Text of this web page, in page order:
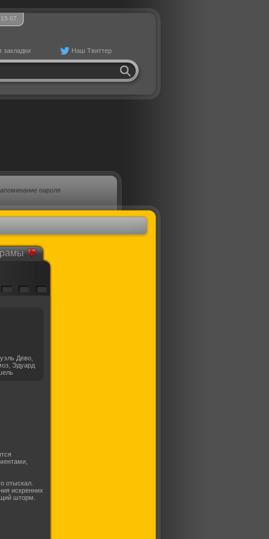
15 07
закладки Наш Твиттер
пароля
Дево,
Эдуард
отыскал.
искренних
шторм.